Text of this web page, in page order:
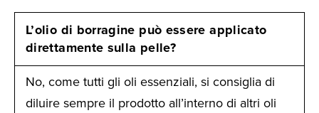
L’olio di borragine può essere applicato
direttamente sulla pelle?
No, come tutti gli oli essenziali, si consiglia di
diluire sempre il prodotto all’interno di altri oli